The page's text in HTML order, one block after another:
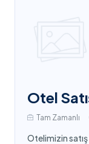
Otel
Tam Zamanlı
Otelimizin